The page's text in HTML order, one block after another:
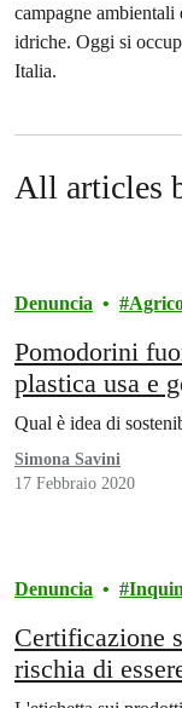
campagne
idriche. Oggi si
Italia.
All articles
Denuncia
Pomodorini
plastica usa e
Qual è idea di
Simona Savini
17 Febbraio 2020
Denuncia
Certificazione
rischia di